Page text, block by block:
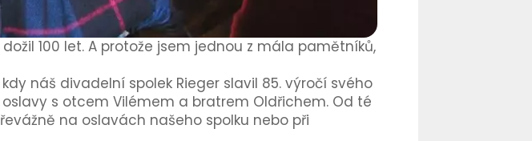
100 let. A protože jsem jednou z mála pamětníků,
náš divadelní spolek Rieger slavil 85. výročí svého
s otcem Vilémem a bratrem Oldřichem. Od té
na oslavách našeho spolku nebo při